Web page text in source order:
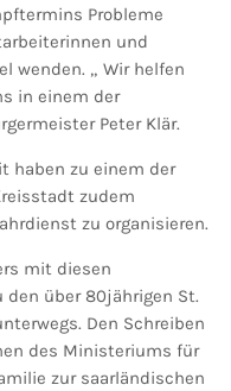
Probleme
und
wenden. „ Wir helfen
in einem der
Peter Klär.
haben zu einem der
zudem
zu organisieren.
mit diesen
über 80jährigen St.
Den Schreiben
des Ministeriums für
zur saarländischen